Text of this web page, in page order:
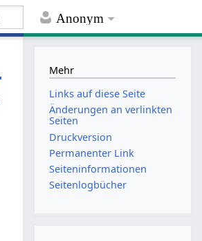
Anonym
Mehr
Links auf diese Seite
Änderungen an verlinkten
Seiten
Druckversion
Permanenter Link
Seiten­informationen
Seitenlogbücher